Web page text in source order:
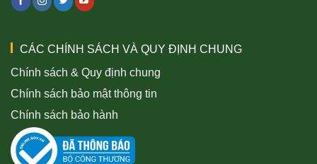
CÁC CHÍNH SÁCH VÀ QUY ĐỊNH CHUNG
Chính sách & Quy định chung
Chính sách bảo mật thông tin
Chính sách bảo hành